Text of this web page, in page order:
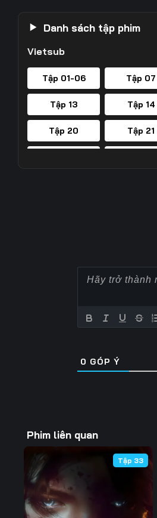
Danh sách tập phim
Vietsub
Tập 01-06 Tập 07
Tập 13 Tập 14
Tập 20 Tập 21
Tập 70
Tập 104 Tập 105
Tập 118
0 GÓP Ý
Phim liên quan
Tập 33